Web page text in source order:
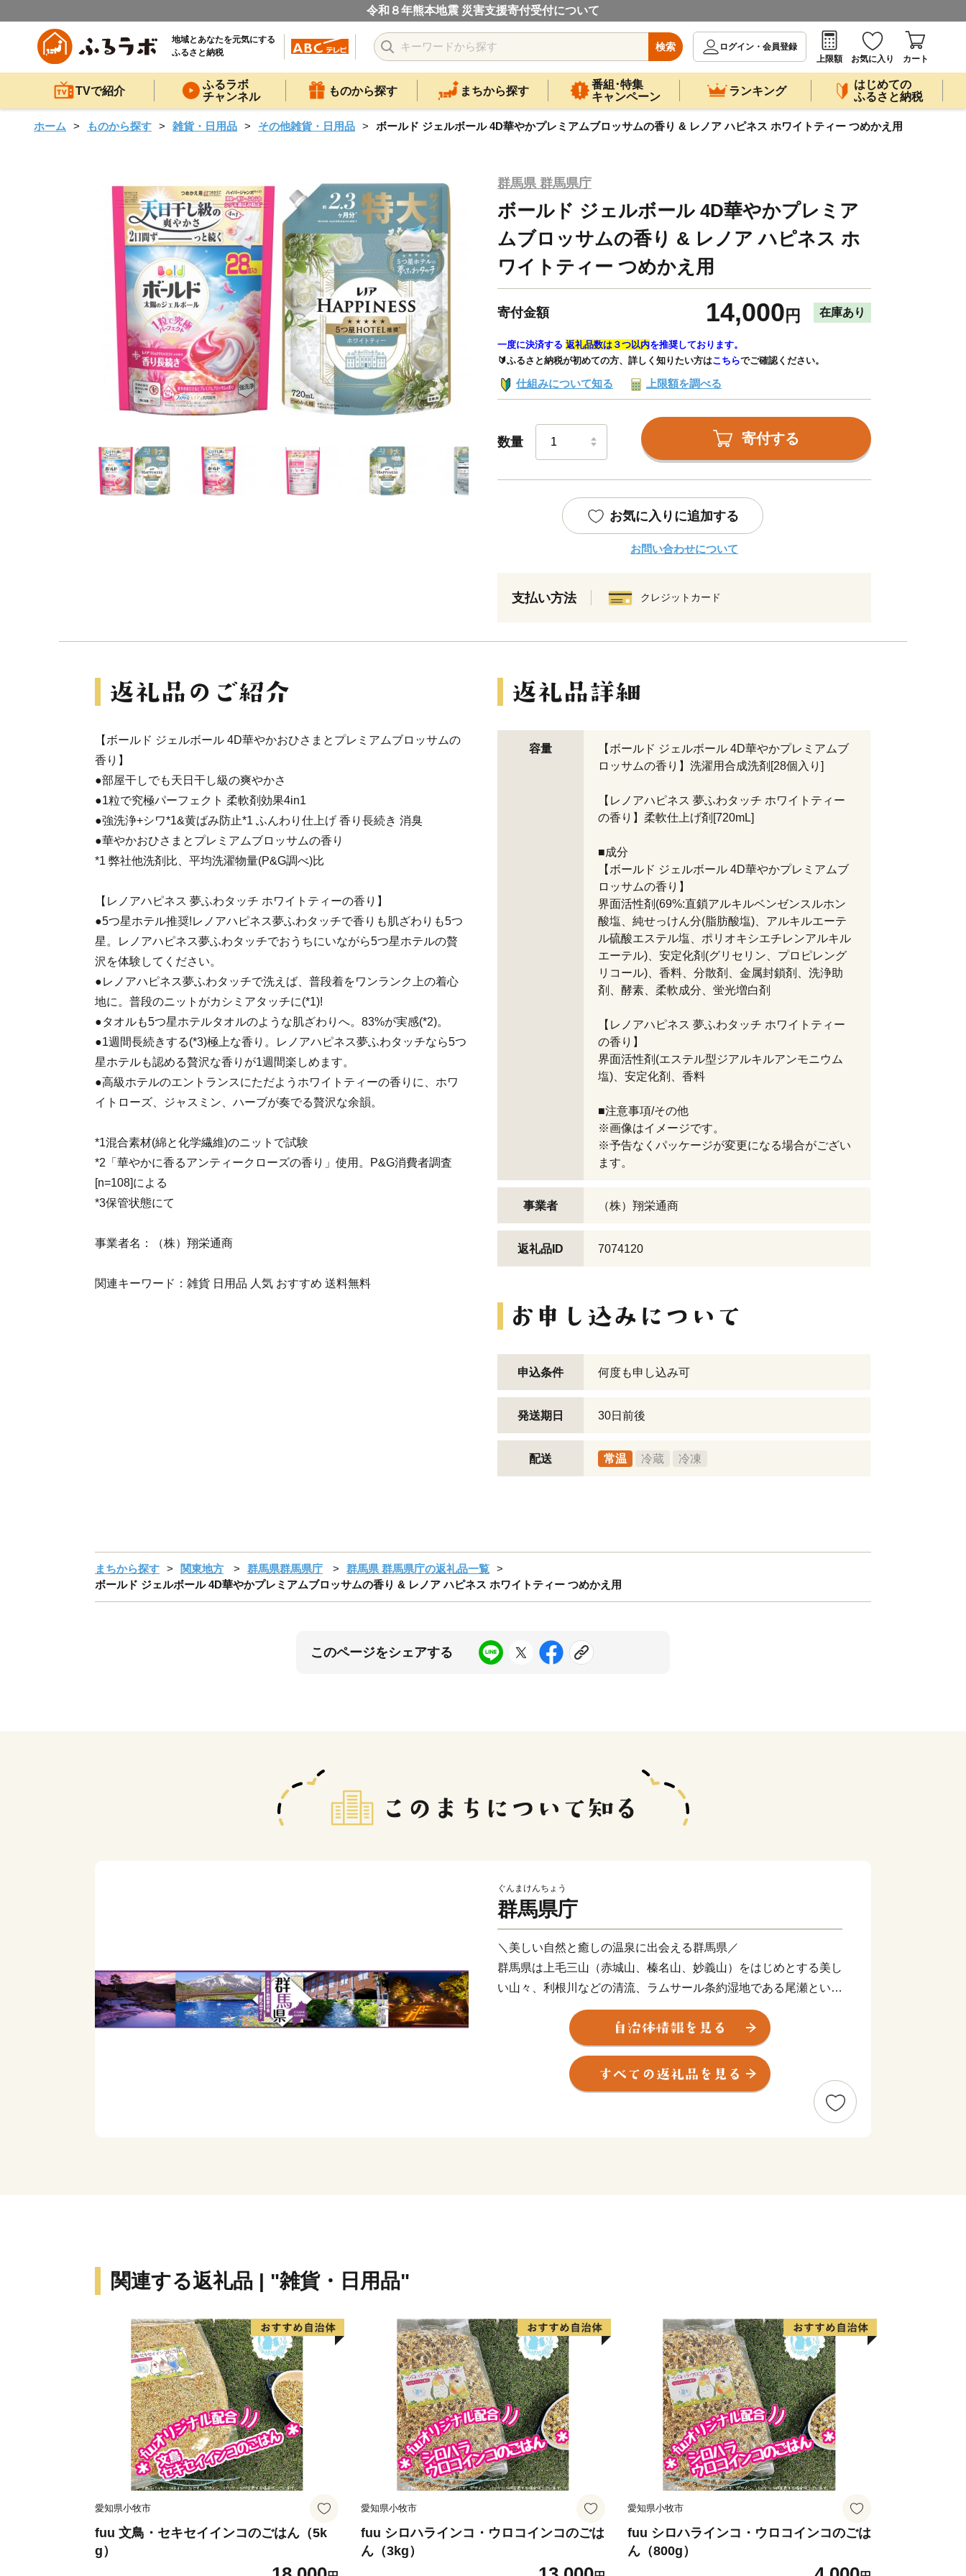
令和８年熊本地震 災害支援寄付受付について
地域とあなたを元気にする
ふるさと納税
検索
ログイン・会員登録
上限額
お気に入り カート
TVで紹介
ふるラボ
チャンネル
ものから探す まちから探す
番組･特集
キャンペーン
ランキング
はじめての
ふるさと納税
ホーム ものから探す 雑貨・日用品 その他雑貨・日用品 ボールド ジェルボール 4D華やかプレミアムブロッサムの香り & レノア ハピネス ホワイトティー つめかえ用
群馬県 群馬県庁
ボールド ジェルボール 4D華やかプレミア
ムブロッサムの香り & レノア ハピネス ホ
ワイトティー つめかえ用
寄付金額 14,000 円 在庫あり
一度に決済する 返礼品数は３つ以内を推奨しております。
🔰ふるさと納税が初めての方、詳しく知りたい方はこちらでご確認ください。
仕組みについて知る 上限額を調べる
数量 寄付する
お気に入りに追加する
お問い合わせについて
支払い方法 クレジットカード
【ボールド ジェルボール 4D華やかおひさまとプレミアムブロッサムの
香り】
●部屋干しでも天日干し級の爽やかさ
●1粒で究極パーフェクト 柔軟剤効果4in1
●強洗浄+シワ*1&黄ばみ防止*1 ふんわり仕上げ 香り長続き 消臭
●華やかおひさまとプレミアムブロッサムの香り
*1 弊社他洗剤比、平均洗濯物量(P&G調べ)比
【レノアハピネス 夢ふわタッチ ホワイトティーの香り】
●5つ星ホテル推奨!レノアハピネス夢ふわタッチで香りも肌ざわりも5つ
星。レノアハピネス夢ふわタッチでおうちにいながら5つ星ホテルの贅
沢を体験してください。
●レノアハピネス夢ふわタッチで洗えば、普段着をワンランク上の着心
地に。普段のニットがカシミアタッチに(*1)!
●タオルも5つ星ホテルタオルのような肌ざわりへ。83%が実感(*2)。
●1週間長続きする(*3)極上な香り。レノアハピネス夢ふわタッチなら5つ
星ホテルも認める贅沢な香りが1週間楽しめます。
●高級ホテルのエントランスにただようホワイトティーの香りに、ホワ
イトローズ、ジャスミン、ハーブが奏でる贅沢な余韻。
*1混合素材(綿と化学繊維)のニットで試験
*2「華やかに香るアンティークローズの香り」使用。P&G消費者調査
[n=108]による
*3保管状態にて
事業者名：（株）翔栄通商
関連キーワード：雑貨 日用品 人気 おすすめ 送料無料
容量
【ボールド ジェルボール 4D華やかプレミアムブ
ロッサムの香り】洗濯用合成洗剤[28個入り]
【レノアハピネス 夢ふわタッチ ホワイトティー
の香り】柔軟仕上げ剤[720mL]
■成分
【ボールド ジェルボール 4D華やかプレミアムブ
ロッサムの香り】
界面活性剤(69%:直鎖アルキルベンゼンスルホン
酸塩、純せっけん分(脂肪酸塩)、アルキルエーテ
ル硫酸エステル塩、ポリオキシエチレンアルキル
エーテル)、安定化剤(グリセリン、プロピレング
リコール)、香料、分散剤、金属封鎖剤、洗浄助
剤、酵素、柔軟成分、蛍光増白剤
【レノアハピネス 夢ふわタッチ ホワイトティー
の香り】
界面活性剤(エステル型ジアルキルアンモニウム
塩)、安定化剤、香料
■注意事項/その他
※画像はイメージです。
※予告なくパッケージが変更になる場合がござい
ます。
事業者 （株）翔栄通商
返礼品ID 7074120
申込条件 何度も申し込み可
発送期日 30日前後
配送 常温 冷蔵 冷凍
まちから探す 関東地方 群馬県群馬県庁
群馬県 群馬県庁の返礼品一覧
ボールド ジェルボール 4D華やかプレミアムブロッサムの香り & レノア ハピネス ホワイトティー つめかえ用
このページをシェアする
ぐんまけんちょう
群馬県庁
＼美しい自然と癒しの温泉に出会える群馬県／
群馬県は上毛三山（赤城山、榛名山、妙義山）をはじめとする美し
い山々、利根川などの清流、ラムサール条約湿地である尾瀬といっ
た豊かな自然に囲まれています。
美しい自然の中を散策し豊かな時間を過ごすほか、県内各地で夏は
登山・カヌー・キャニオニング・ラフティング、冬はスキーやスノ
ーボードなど様々なアクティビティを楽しむこともできます。
また、群馬県といえば温泉です。草津、伊香保、みなかみ、四万
群馬県では、2040年に目指す姿である
「年齢や性別、国籍、障害の有無等にかかわらず、すべての県民
が、誰一人取り残されることなく、自ら思い描く人生を生き、幸福
を実感できる自立分散型の社会」の実現に向け、デジタルトランス
フォーメーションや教育イノベーション推進等の施策を展開してい
ます。
群馬県が目指すビジョンの達成や群馬県の美しい自然・文化遺産を
後世に残すために、ぜひ多くの方に「ぐんまふるさと納税」を通じ
応援いただけますと幸いです。
関連する返礼品 | "雑貨・日用品"
愛知県小牧市
fuu 文鳥・セキセイインコのごはん（5k
g）
愛知県小牧市
fuu シロハラインコ・ウロコインコのごは
ん（3kg）
愛知県小牧市
fuu シロハラインコ・ウロコインコのごは
ん（800g）